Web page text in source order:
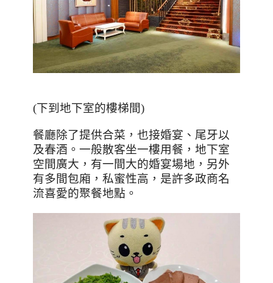
(下到地下室的樓梯間)
餐廳除了提供合菜，也接婚宴、尾牙以
及春酒。一般散客坐一樓用餐，地下室
空間廣大，有一間大的婚宴場地，另外
有多間包廂，私蜜性高，是許多政商名
流喜愛的聚餐地點。